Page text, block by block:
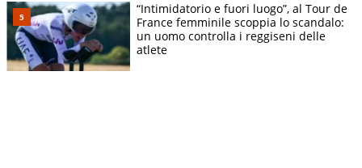
“Intimidatorio e fuori luogo”, al Tour de
France femminile scoppia lo scandalo:
un uomo controlla i reggiseni delle
atlete